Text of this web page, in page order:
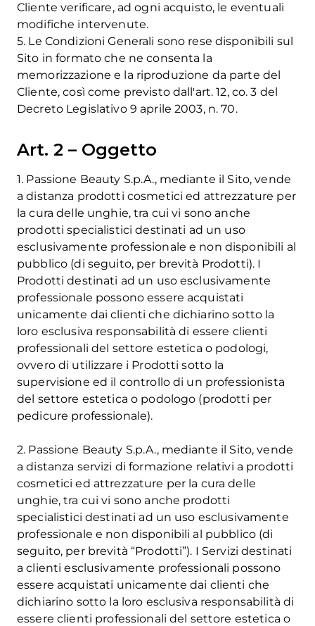
Cliente verificare, ad ogni acquisto, le eventuali
modifiche intervenute.
5. Le Condizioni Generali sono rese disponibili sul
Sito in formato che ne consenta la
memorizzazione e la riproduzione da parte del
Cliente, così come previsto dall'art. 12, co. 3 del
Decreto Legislativo 9 aprile 2003, n. 70.
Art. 2 – Oggetto
1. Passione Beauty S.p.A., mediante il Sito, vende
a distanza prodotti cosmetici ed attrezzature per
la cura delle unghie, tra cui vi sono anche
prodotti specialistici destinati ad un uso
esclusivamente professionale e non disponibili al
pubblico (di seguito, per brevità Prodotti). I
Prodotti destinati ad un uso esclusivamente
professionale possono essere acquistati
unicamente dai clienti che dichiarino sotto la
loro esclusiva responsabilità di essere clienti
professionali del settore estetica o podologi,
ovvero di utilizzare i Prodotti sotto la
supervisione ed il controllo di un professionista
del settore estetica o podologo (prodotti per
pedicure professionale).
2. Passione Beauty S.p.A., mediante il Sito, vende
a distanza servizi di formazione relativi a prodotti
cosmetici ed attrezzature per la cura delle
unghie, tra cui vi sono anche prodotti
specialistici destinati ad un uso esclusivamente
professionale e non disponibili al pubblico (di
seguito, per brevità “Prodotti”). I Servizi destinati
a clienti esclusivamente professionali possono
essere acquistati unicamente dai clienti che
dichiarino sotto la loro esclusiva responsabilità di
essere clienti professionali del settore estetica o